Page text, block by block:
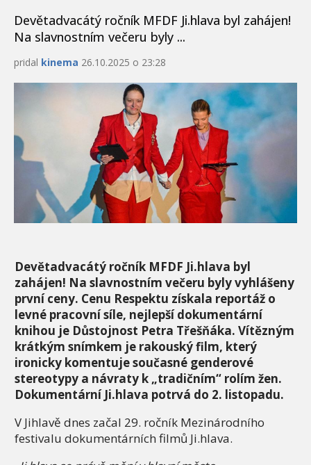
Devětadvacátý ročník MFDF Ji.hlava byl zahájen!
Na slavnostním večeru byly ...
pridal kinema 26.10.2025 o 23:28
Devětadvacátý ročník MFDF Ji.hlava byl
zahájen! Na slavnostním večeru byly vyhlášeny
první ceny. Cenu Respektu získala reportáž o
levné pracovní síle, nejlepší dokumentární
knihou je Důstojnost Petra Třešňáka. Vítězným
krátkým snímkem je rakouský film, který
ironicky komentuje současné genderové
stereotypy a návraty k „tradičním“ rolím žen.
Dokumentární Ji.hlava potrvá do 2. listopadu.
V Jihlavě dnes začal 29. ročník Mezinárodního
festivalu dokumentárních filmů Ji.hlava.